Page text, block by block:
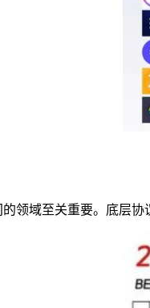
领域至关重要。底层